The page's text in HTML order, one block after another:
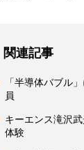
関連記事
「半導体バブル
員
キーエンス滝沢
体験